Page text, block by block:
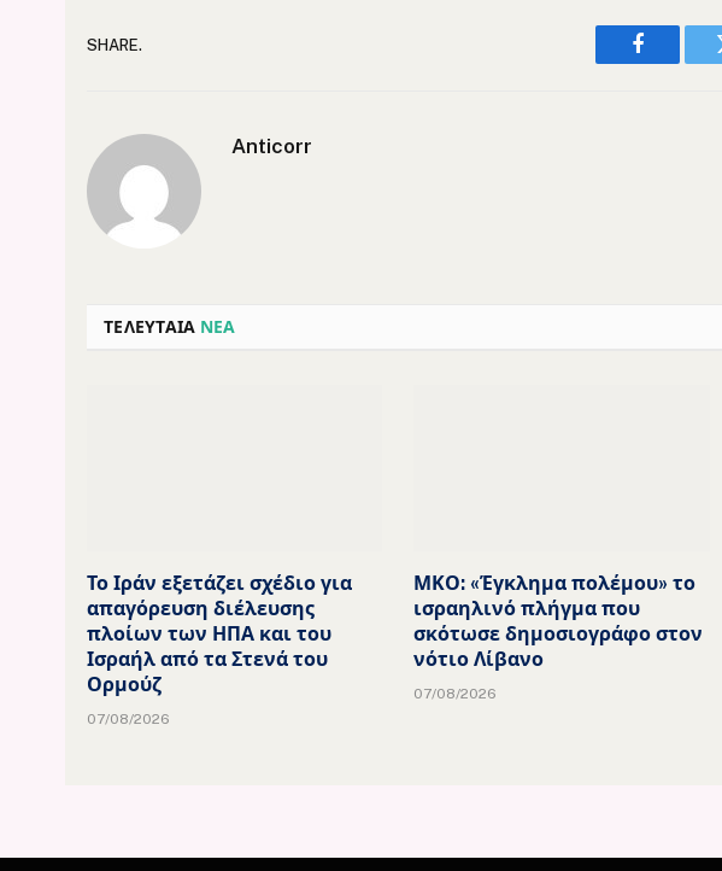
SHARE.
Facebook
Anticorr
ΤΕΛΕΥΤΑΙΑ ΝΕΑ
Το Ιράν εξετάζει σχέδιο για
απαγόρευση διέλευσης
πλοίων των ΗΠΑ και του
Ισραήλ από τα Στενά του
Ορμούζ
07/08/2026
ΜΚΟ: «Έγκλημα πολέμου» το
ισραηλινό πλήγμα που
σκότωσε δημοσιογράφο στον
νότιο Λίβανο
07/08/2026